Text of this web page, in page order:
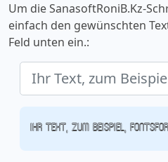
Um die SanasoftRoniB.Kz-
einfach den gewünschten
Feld unten ein.:
Ihr Text, zum Beispiel,